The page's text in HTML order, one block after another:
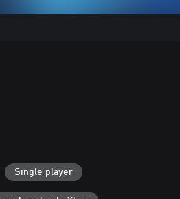
Single player